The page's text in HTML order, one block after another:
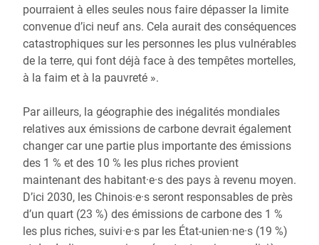
pourraient à elles seules nous faire dépasser la limite
convenue d’ici neuf ans. Cela aurait des conséquences
catastrophiques sur les personnes les plus vulnérables
de la terre, qui font déjà face à des tempêtes mortelles,
à la faim et à la pauvreté ».
Par ailleurs, la géographie des inégalités mondiales
relatives aux émissions de carbone devrait également
changer car une partie plus importante des émissions
des 1 % et des 10 % les plus riches provient
maintenant des habitant·e·s des pays à revenu moyen.
D’ici 2030, les Chinois·e·s seront responsables de près
d’un quart (23 %) des émissions de carbone des 1 %
les plus riches, suivi·e·s par les État-unien·ne·s (19 %)